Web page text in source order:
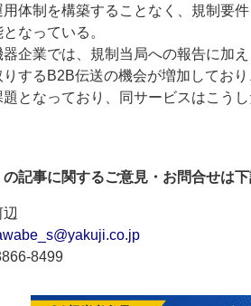
体制を構築することなく、規制要
なっている。
企業では、規制当局への報告に加
するB2B伝送の機会が増加してお
となっており、同サービスはこう
の記事に関するご意見・お問合せは下
8499